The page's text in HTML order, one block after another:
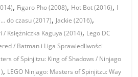
, Figaro Pho (2008), Hot Bot (2016), I
do czasu (2017), Jackie (2016),
Księżniczka Kaguya (2014), Lego DC
/ Batman i Liga Sprawiedliwości
of Spinjitzu: King of Shadows / Ninjago
, LEGO Ninjago: Masters of Spinjitzu: Way